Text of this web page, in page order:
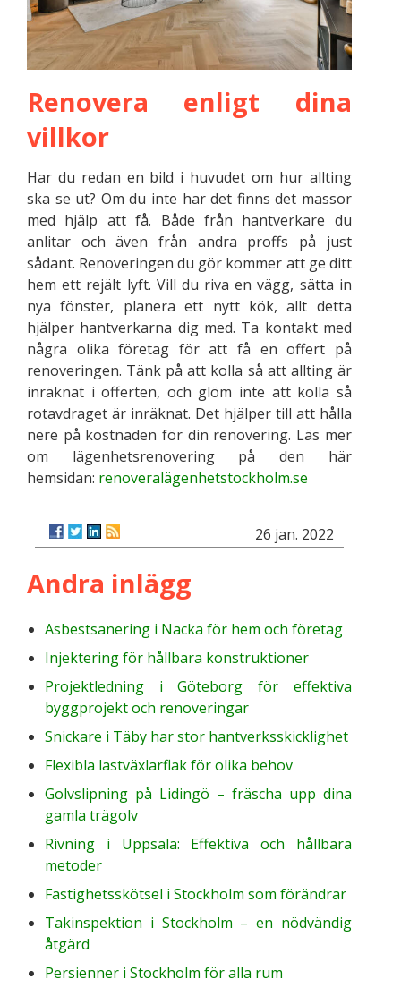
Renovera enligt dina
villkor
Har du redan en bild i huvudet om hur allting
ska se ut? Om du inte har det finns det massor
med hjälp att få. Både från hantverkare du
anlitar och även från andra proffs på just
sådant. Renoveringen du gör kommer att ge ditt
hem ett rejält lyft. Vill du riva en vägg, sätta in
nya fönster, planera ett nytt kök, allt detta
hjälper hantverkarna dig med. Ta kontakt med
några olika företag för att få en offert på
renoveringen. Tänk på att kolla så att allting är
inräknat i offerten, och glöm inte att kolla så
rotavdraget är inräknat. Det hjälper till att hålla
nere på kostnaden för din renovering. Läs mer
om lägenhetsrenovering på den här
hemsidan: renoveralägenhetstockholm.se
26 jan. 2022
Andra inlägg
Asbestsanering i Nacka för hem och företag
Injektering för hållbara konstruktioner
Projektledning i Göteborg för effektiva
byggprojekt och renoveringar
Snickare i Täby har stor hantverksskicklighet
Flexibla lastväxlarflak för olika behov
Golvslipning på Lidingö – fräscha upp dina
gamla trägolv
Rivning i Uppsala: Effektiva och hållbara
metoder
Fastighetsskötsel i Stockholm som förändrar
Takinspektion i Stockholm – en nödvändig
åtgärd
Persienner i Stockholm för alla rum